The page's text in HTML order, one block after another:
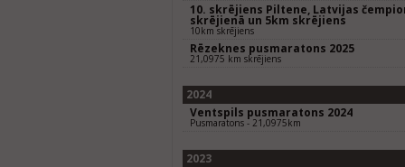
10. skrējiens Piltene, Latvijas
skrējienā un 5km skrējiens
10km skrējiens
Rēzeknes pusmaratons 2025
21,0975 km skrējiens
2024
Ventspils pusmaratons 2024
Pusmaratons - 21,0975km
2023